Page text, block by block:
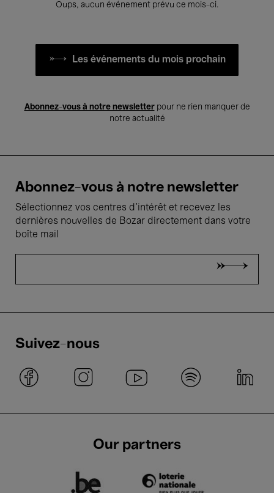
Oups, aucun événement prévu ce mois-ci.
Les événements du mois prochain
Abonnez-vous à notre newsletterpour ne rien manquer de
notre actualité
Abonnez-vous à notre newsletter
Sélectionnez vos centres d'intérêt et recevez les
dernières nouvelles de Bozar directement dans votre
boîte mail
Suivez-nous
Our partners